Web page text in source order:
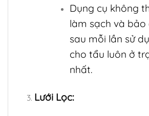
Dụng cụ không
làm sạch và
sau mỗi lần sử
cho tẩu luôn ở
nhất.
Lưới Lọc: